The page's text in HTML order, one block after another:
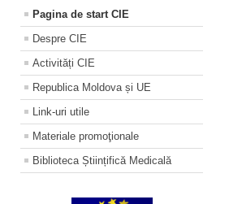
Pagina de start CIE
Despre CIE
Activități CIE
Republica Moldova și UE
Link-uri utile
Materiale promoţionale
Biblioteca Științifică Medicală